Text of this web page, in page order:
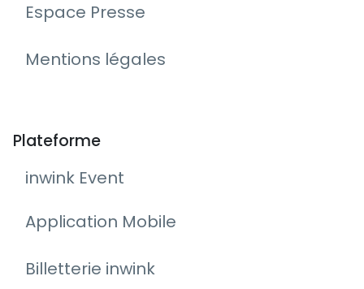
Espace Presse
Mentions légales
Plateforme
inwink Event
Application Mobile
Billetterie inwink